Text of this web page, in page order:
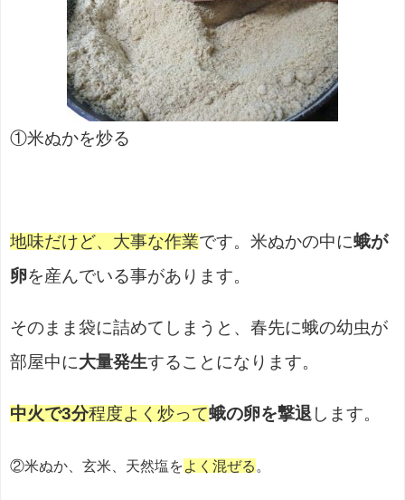
①米ぬかを炒る
地味だけど、大事な作業です。米ぬかの中に蛾が
卵を産んでいる事があります。
そのまま袋に詰めてしまうと、春先に蛾の幼虫が
部屋中に大量発生することになります。
中火で3分程度よく炒って蛾の卵を撃退 します。
②米ぬか、玄米、天然塩を よく混ぜる